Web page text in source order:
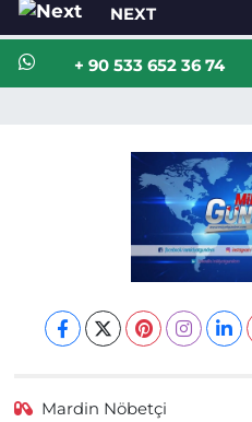
NEXT
+ 90 533 652 36 74
Mardin Nöbetçi